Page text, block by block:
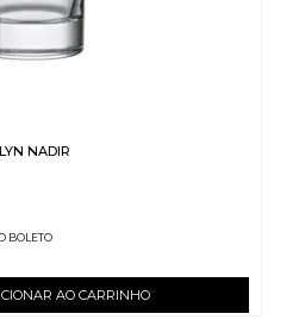
NADIR
BOLETO
AO CARRINHO